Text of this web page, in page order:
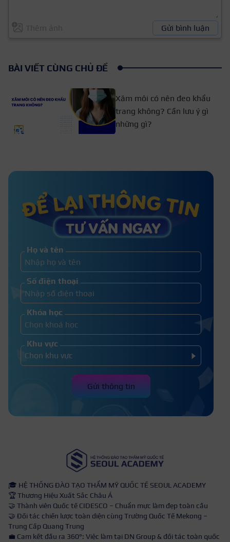
Gửi bình luận
BÀI VIẾT CÙNG CHỦ ĐỀ
Xăm môi có nên đeo khẩu
trang không? Cần lưu ý gì
những gì?
Có nên bôi tế bào gốc sau khi xăm
môi hay không?
không? Cần phải lưu ý gì?
Họ và tên
Số điện thoại
Khóa học
Khu vực
Gửi thông tin
🎓 HỆ THỐNG ĐÀO TẠO THẨM MỸ QUỐC TẾ SEOUL ACADEMY
🏆 Thương Hiệu Xuất Sắc Châu Á
🤝 Thành viên Quốc tế CIDESCO – Chuẩn mực làm đẹp toàn cầu
🤝 Đối tác chiến lược toàn diện cùng Trường Quốc Tế Mekong –
Trung Cấp Quang Trung
💼 Cam kết đầu ra 360°: Việc làm tại DN Group & đối tác toàn quốc